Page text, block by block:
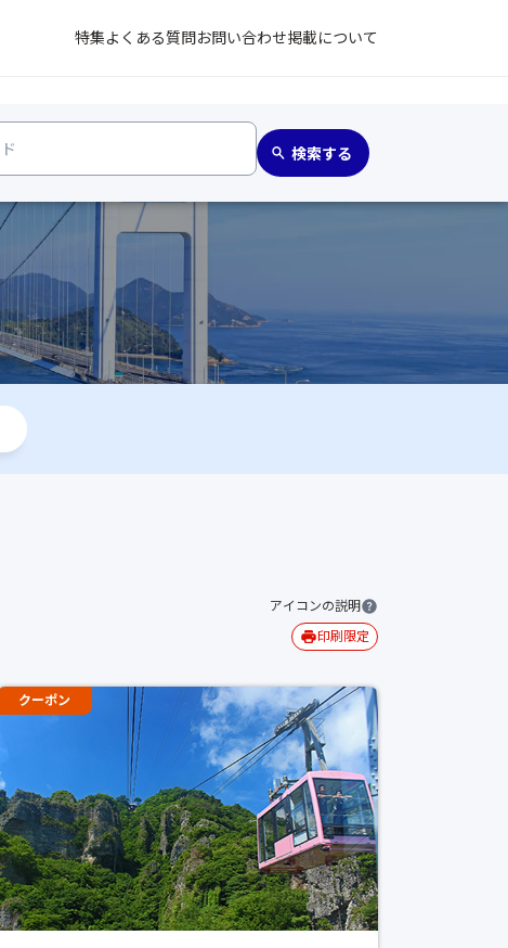
特集よくある質問お問い合わせ掲載について
アイコンの説明
印刷限定
クーポン